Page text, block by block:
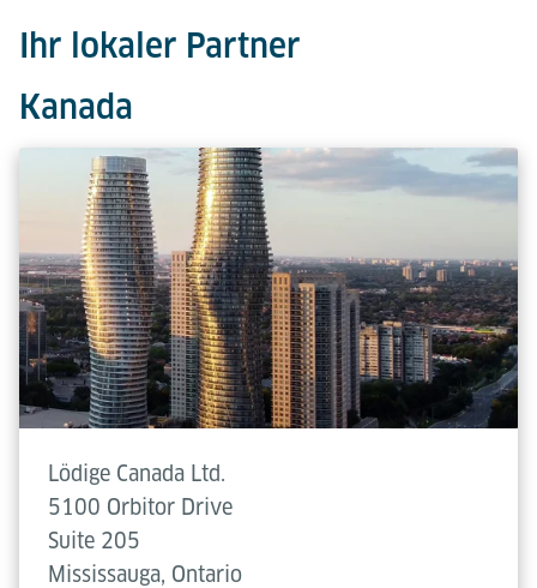
Ihr lokaler Partner
Kanada
Lödige Canada Ltd.
5100 Orbitor Drive
Suite 205
Mississauga, Ontario